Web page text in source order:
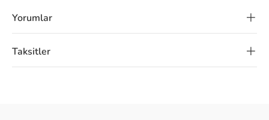
Yorumlar
Taksitler